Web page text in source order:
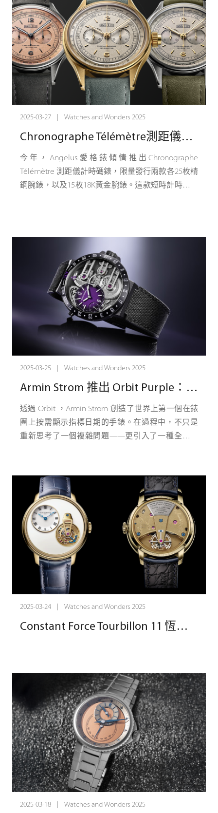
Q-Repeater Scream – 報時叛逆者
這不是你爺爺年代的問錶。Q-Repeater Scream 是一
場狂野、不馴服的奇觀——將大膽的設計與機械精
度相結合，這在製錶業中是獨一無二的。多層錶盤
構成鏤空舞臺，同時也是機芯的一部分，其中電光
藍色、橙色和紫色的 CVD 塗層橋板支撐著帕拉伊巴
綠色分鐘環、浮動小時盤以及小秒針環。在 1 點鐘
位置，問錶的核心一覽無餘：敲擊的音錘，只需按
一下按鈕，即可釋放出機械搖滾音樂會。
正如您已經從名稱中看出的那樣，這不僅僅是您所
看到的，而是關於你聽到的。每一次鐘聲都是創新
的尖叫，打破了經典問錶的傳統。甚至傳統機芯本
上標誌性的放大器旋鈕的致敬——旨在提高聲音並
讓觀眾興奮。
Q-Repeater Scream 腕錶採用 42 毫米鈦金屬製成，
限量發行 25 枚。由於只有極少數的傳承機芯庫存，
這可能是樂隊的最後一次巡演。每件作品都證明了
機械的反抗和未經過濾的藝術性。獨一無二的
Quarter Repeater - 專為敢於擁抱製錶狂野一面的收
藏家打造。
Q-Repeater Blue Note – 優雅之聲
對於那些追求交響樂而不是搖滾樂的人來說，Q-
Repeater Blue Note 採用了更精緻但同樣創新的方
法。受到爵士樂和藍調的表現力的啟發，海軍藍色
在音樂中，藍調音是改變的音高——故意偏離標
準，創造出更豐富、更深沉、充滿靈魂的聲音。可
以說 – Chronoswiss 的手錶製作方式 – 和音樂。Q-
Repeater Blue Note 體現了這一理念，將傳統製錶與
現代工藝融為一體，提供永恆而非傳統的時間旋
與 Scream 一樣，Blue Note 配備多層規範式錶盤、
完全可見的二問報時裝置以及經過盧塞恩的製錶師
修復的歷史機芯。這款時計不僅標記時間，還譜奏
Q-Repeater Scream和Q-Repeater Blue Note是
Chronoswiss不懈推動邊界的見證。每款型號僅限量
25枚，這些季度報時表不僅僅是稀有，它們是機械
精湛技藝的聽覺宣言。
這不僅僅是一塊手錶。這是一種體驗。聲音與時間
的融合，為那些欣賞非凡的人而製作。 Chronoswiss
從未遵循預期的道路。獨立製錶的未來從這裡開始
——伴隨著報時聲。
2025-03-27 | Watches and Wonders 2025
Chronographe Télémètre測距儀計時碼錶 搭乘音速
今年，Angelus愛格錶傾情推出Chronographe
Télémètre 測距儀計時碼錶，限量發行兩款各25枚精
鋼腕錶，以及15枚18K黃金腕錶。這款短時計時碼錶
史淵源和精致的飾面加工，賦予這款計時碼錶極致
優雅的復古美感。
繼Instrument de Vitesse速度儀腕錶和
Chronographe Médical醫用計時碼錶之後，La
Fabrique系列憑借最新作品，重述Angelus愛格錶關
於功能和美學的創作歷史。1891年，Stolz兄弟在瑞
士勒洛克勒（Le Locle）創立了Angelus愛格錶。很
款，為80年後轉世重生的Chronodate系列帶來了靈
感。
2025-03-25 | Watches and Wonders 2025
Armin Strom 推出 Orbit Purple：引人注目的午夜紫色煙燻錶盤，裝在黑色 DLC 錶殼中，搭配黑色織物錶帶。
透過 Orbit ，Armin Strom 創造了世界上第一個在錶
圈上按需顯示指標日期的手錶。在過程中，不只是
重新思考了一個複雜問題——更引入了一種全新的
的一天。而Orbit並不一樣的。僅在您詢問時顯示日
2025-03-24 | Watches and Wonders 2025
Constant Force Tourbillon 11 恆力陀飛輪腕錶黃金版 - 致敬制錶巨匠
2025-03-18 | Watches and Wonders 2025